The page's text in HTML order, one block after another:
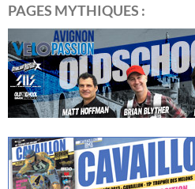
PAGES MYTHIQUES :